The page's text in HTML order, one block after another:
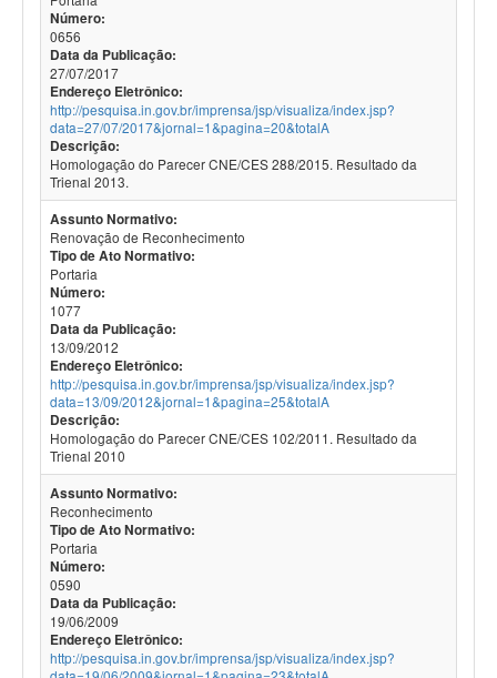
Número:
0656
Data da Publicação:
27/07/2017
Endereço Eletrônico:
http://pesquisa.in.gov.br/imprensa/jsp/visualiza/index.jsp?
data=27/07/2017&jornal=1&pagina=20&totalA
Descrição:
Homologação do Parecer CNE/CES 288/2015. Resultado da
Trienal 2013.
Assunto Normativo:
Renovação de Reconhecimento
Tipo de Ato Normativo:
Portaria
Número:
1077
Data da Publicação:
13/09/2012
Endereço Eletrônico:
http://pesquisa.in.gov.br/imprensa/jsp/visualiza/index.jsp?
data=13/09/2012&jornal=1&pagina=25&totalA
Descrição:
Homologação do Parecer CNE/CES 102/2011. Resultado da
Trienal 2010
Assunto Normativo:
Reconhecimento
Tipo de Ato Normativo:
Portaria
Número:
0590
Data da Publicação:
19/06/2009
Endereço Eletrônico:
http://pesquisa.in.gov.br/imprensa/jsp/visualiza/index.jsp?